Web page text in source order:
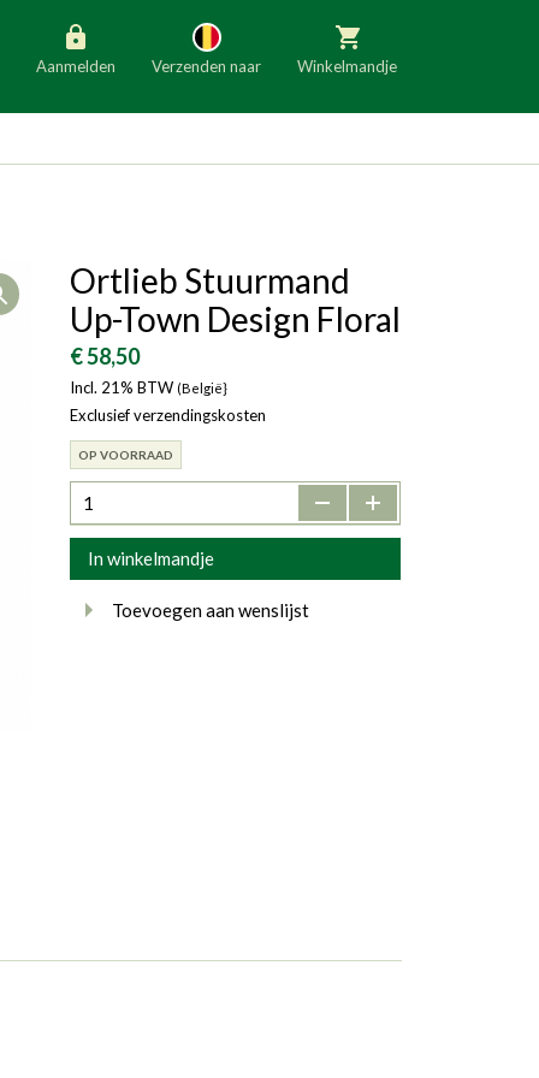
Aanmelden Verzenden naar
Slovenië Italië
Denemarken Finland
Bulgarije
Winkelmandje
Open
Ortlieb Stuurmand
Up-Town Design Floral
€ 58,50
Incl. 21% BTW (België}
Exclusief verzendingskosten
OP VOORRAAD
- +
In winkelmandje
Toevoegen aan wenslijst